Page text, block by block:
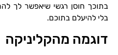
בתוכך חוסן רגשי שיאפשר לך
בלי להיעלם בתוכם.
דוגמה מהקליניקה